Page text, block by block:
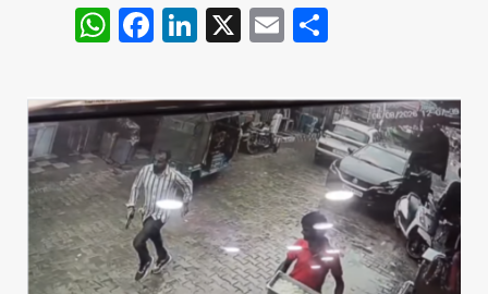
W
at
s
A
p
p
F
c
e
b
o
o
k
Li
k
e
dI
n
X E
ai
l
ar
e